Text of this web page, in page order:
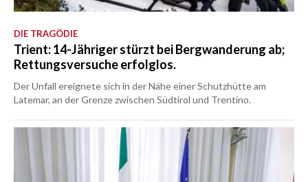
DIE TRAGÖDIE
Trient: 14-Jähriger stürzt bei Bergwanderung ab;
Rettungsversuche erfolglos.
Der Unfall ereignete sich in der Nähe einer Schutzhütte am
Latemar, an der Grenze zwischen Südtirol und Trentino.